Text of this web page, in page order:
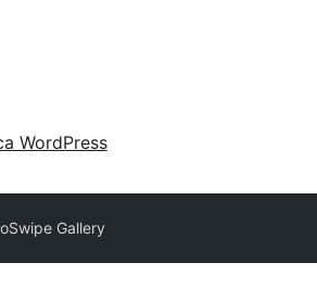
WordPress
Gallery